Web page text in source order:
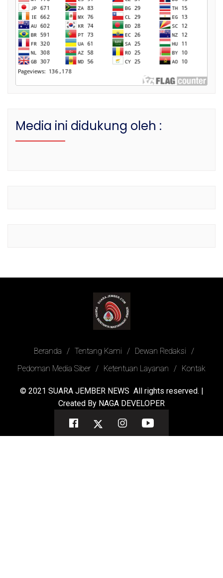
Media ini didukung oleh :
Beranda Tentang Kami
Dewan Redaksi
Pedoman Media Siber
Ketentuan Layanan Kontak
© 2021 SUARA JEMBER NEWS All rights reserved. |
Created By NAGA DEVELOPER
FacebookTwitter InstagramYoutube